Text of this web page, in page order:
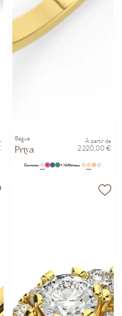
Bague
Priya
À partir de
2 220,00 €
Gemmes + 10Métaux